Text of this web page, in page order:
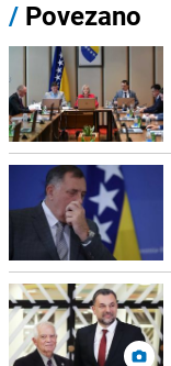
/ Povezano